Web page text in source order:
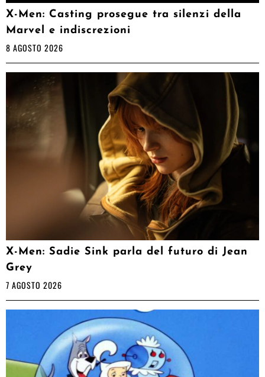
X-Men: Casting prosegue tra silenzi della
Marvel e indiscrezioni
8 AGOSTO 2026
X-Men: Sadie Sink parla del futuro di Jean
Grey
7 AGOSTO 2026